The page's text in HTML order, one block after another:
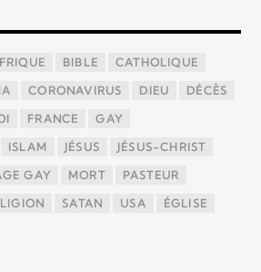
BIBLE CATHOLIQUE
CORONAVIRUS DIEU DÉCÈS
FRANCE GAY
ISLAM JÉSUS JÉSUS-CHRIST
GAY MORT PASTEUR
SATAN USA ÉGLISE